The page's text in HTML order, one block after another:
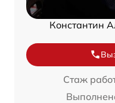
Константин
Стаж